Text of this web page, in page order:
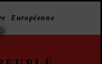
Européenne